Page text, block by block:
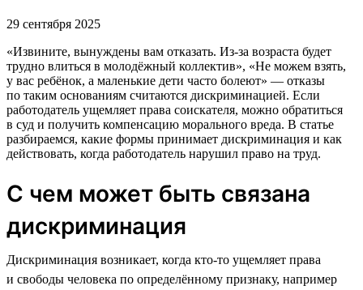
29 сентября 2025
«Извините, вынуждены вам отказать. Из-за возраста будет
трудно влиться в молодёжный коллектив», «Не можем взять,
у вас ребёнок, а маленькие дети часто болеют» — отказы
по таким основаниям считаются дискриминацией. Если
работодатель ущемляет права соискателя, можно обратиться
в суд и получить компенсацию морального вреда. В статье
разбираемся, какие формы принимает дискриминация и как
действовать, когда работодатель нарушил право на труд.
С чем может быть связана
дискриминация
Дискриминация возникает, когда кто-то ущемляет права
и свободы человека по определённому признаку, например